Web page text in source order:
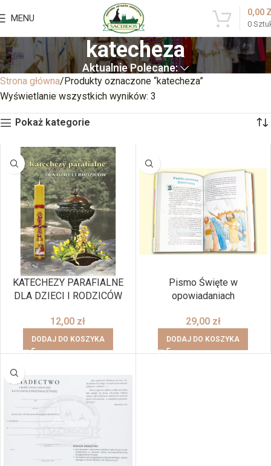
MENU
0
0,00
katecheza
Aktualnie Polecane:
Strona główna Produkty oznaczone “katecheza”
Wyświetlanie wszystkich wyników: 3
Pokaż kategorie
KATECHEZY PARAFIALNE
DLA DZIECI I RODZICÓW
12,00 zł
DODAJ DO KOSZYKA
Pismo Święte w
opowiadaniach
29,00 zł
DODAJ DO KOSZYKA